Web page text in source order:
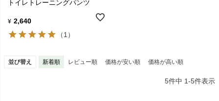
トイレトレーニングパンツ
¥ 2,640
（1）
並び替え 新着順 レビュー順 価格が安い順 価格が高い順
5件中 1-5件表示